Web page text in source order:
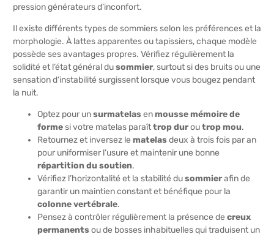
pression générateurs d’inconfort.
Il existe différents types de sommiers selon les préférences et la
morphologie. À lattes apparentes ou tapissiers, chaque modèle
possède ses avantages propres. Vérifiez régulièrement la
solidité et l’état général dusommier, surtout si des bruits ou une
sensation d’instabilité surgissent lorsque vous bougez pendant
la nuit.
Optez pour unsurmatelasenmousse mémoire de
formesi votre matelas paraîttrop duroutrop mou.
Retournez et inversez le matelasdeux à trois fois par an
pour uniformiser l’usure et maintenir une bonne
répartition du soutien.
Vérifiez l’horizontalité et la stabilité dusommierafin de
garantir un maintien constant et bénéfique pour la
colonne vertébrale.
Pensez à contrôler régulièrement la présence de creux
permanentsou de bosses inhabituelles qui traduisent un